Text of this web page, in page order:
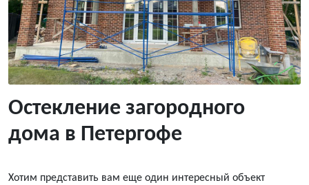
Остекление загородного
дома в Петергофе
Хотим представить вам еще один интересный объект